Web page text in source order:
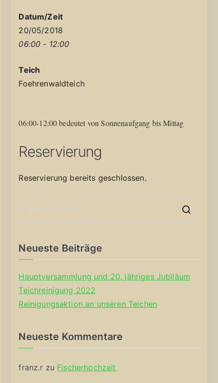
Datum/Zeit
20/05/2018
06:00 - 12:00
Teich
Foehrenwaldteich
06:00-12:00 bedeutet von Sonnenaufgang bis Mittag
Reservierung
Reservierung bereits geschlossen.
Neueste Beiträge
Hauptversammlung und 20. jähriges Jubiläum
Teichreinigung 2022
Reinigungsaktion an unseren Teichen
Neueste Kommentare
franz.r zu Fischerhochzeit